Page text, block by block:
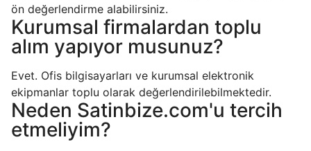
ön değerlendirme alabilirsiniz.
Kurumsal firmalardan toplu
alım yapıyor musunuz?
Evet. Ofis bilgisayarları ve kurumsal elektronik
ekipmanlar toplu olarak değerlendirilebilmektedir.
Neden Satinbize.com'u tercih
etmeliyim?